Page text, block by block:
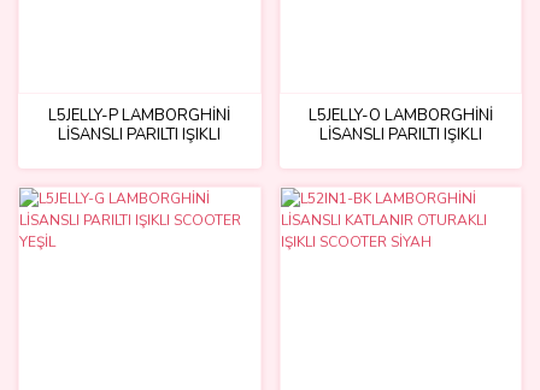
L5JELLY-P LAMBORGHİNİ
LİSANSLI PARILTI IŞIKLI
L5JELLY-O LAMBORGHİNİ
LİSANSLI PARILTI IŞIKLI